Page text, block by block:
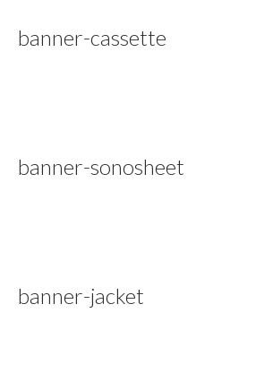
banner-cassette
banner-sonosheet
banner-jacket